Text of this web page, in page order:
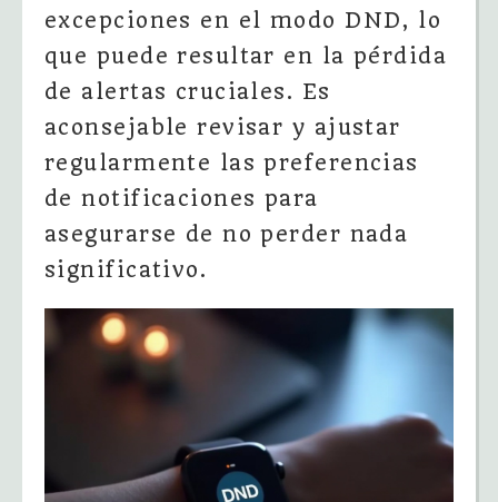
excepciones en el modo DND, lo
que puede resultar en la pérdida
de alertas cruciales. Es
aconsejable revisar y ajustar
regularmente las preferencias
de notificaciones para
asegurarse de no perder nada
significativo.